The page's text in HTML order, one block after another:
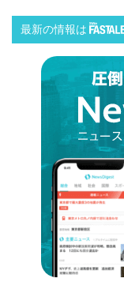
最新の情報は